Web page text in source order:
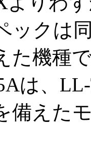
ックは
た機種
は、
備えた